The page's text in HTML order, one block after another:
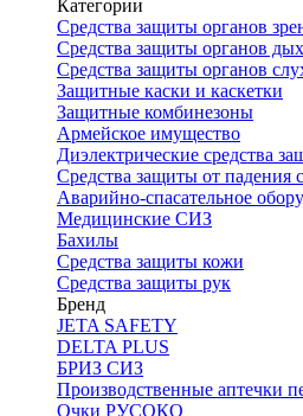
Категории
Средства защиты органов
Средства защиты органов
Средства защиты органов
Защитные каски и каскетки
Защитные комбинезоны
Армейское имущество
Диэлектрические средства
Средства защиты от падения
Аварийно-спасательное
Медицинские СИЗ
Бахилы
Средства защиты кожи
Средства защиты рук
Бренд
JETA SAFETY
DELTA PLUS
БРИЗ СИЗ
Производственные аптечки
Очки РУСОКО